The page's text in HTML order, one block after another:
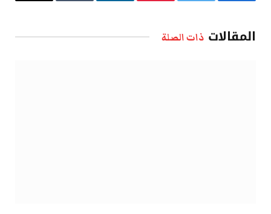
المقالات ذات الصلة